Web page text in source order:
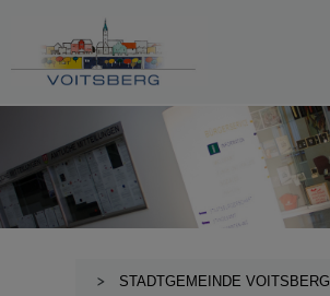
STADTGEMEINDE VOITSBERG